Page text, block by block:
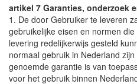
artikel 7 Garanties, onderzoek
1. De door Gebruiker te leveren
gebruikelijke eisen en normen
levering redelijkerwijs gesteld
normaal gebruik in Nederland
genoemde garantie is van
voor het gebruik binnen